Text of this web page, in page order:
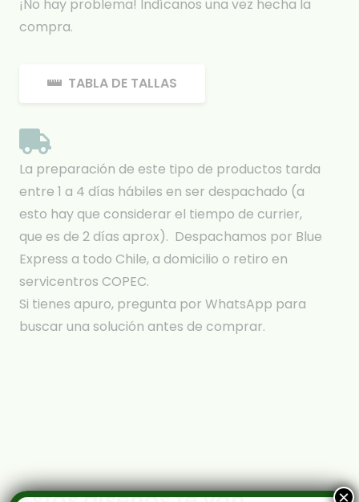
¡No hay problema! Indícanos una vez hecha la
compra.
TABLA DE TALLAS
La preparación de este tipo de productos tarda
entre 1 a 4 días hábiles en ser despachado (a
esto hay que considerar el tiempo de currier,
que es de 2 días aprox). Despachamos por Blue
Express a todo Chile, a domicilio o retiro en
servicentros COPEC.
Si tienes apuro, pregunta por WhatsApp para
buscar una solución antes de comprar.
×